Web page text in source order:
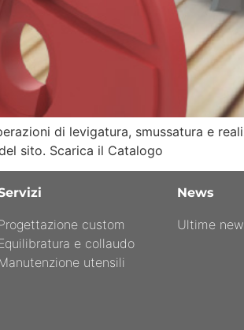
di levigatura, smussatura e
sito. Scarica il Catalogo
custom
e collaudo
utensili
News
Ultime